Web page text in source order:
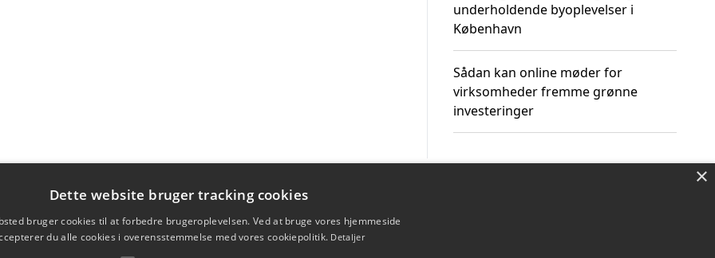
underholdende byoplevelser i
København
Sådan kan online møder for
virksomheder fremme grønne
investeringer
×
Dette website bruger tracking cookies
bruger cookies til at forbedre brugeroplevelsen. Ved at bruge vores hjemmeside
du alle cookies i overensstemmelse med vores cookiepolitik. Detaljer